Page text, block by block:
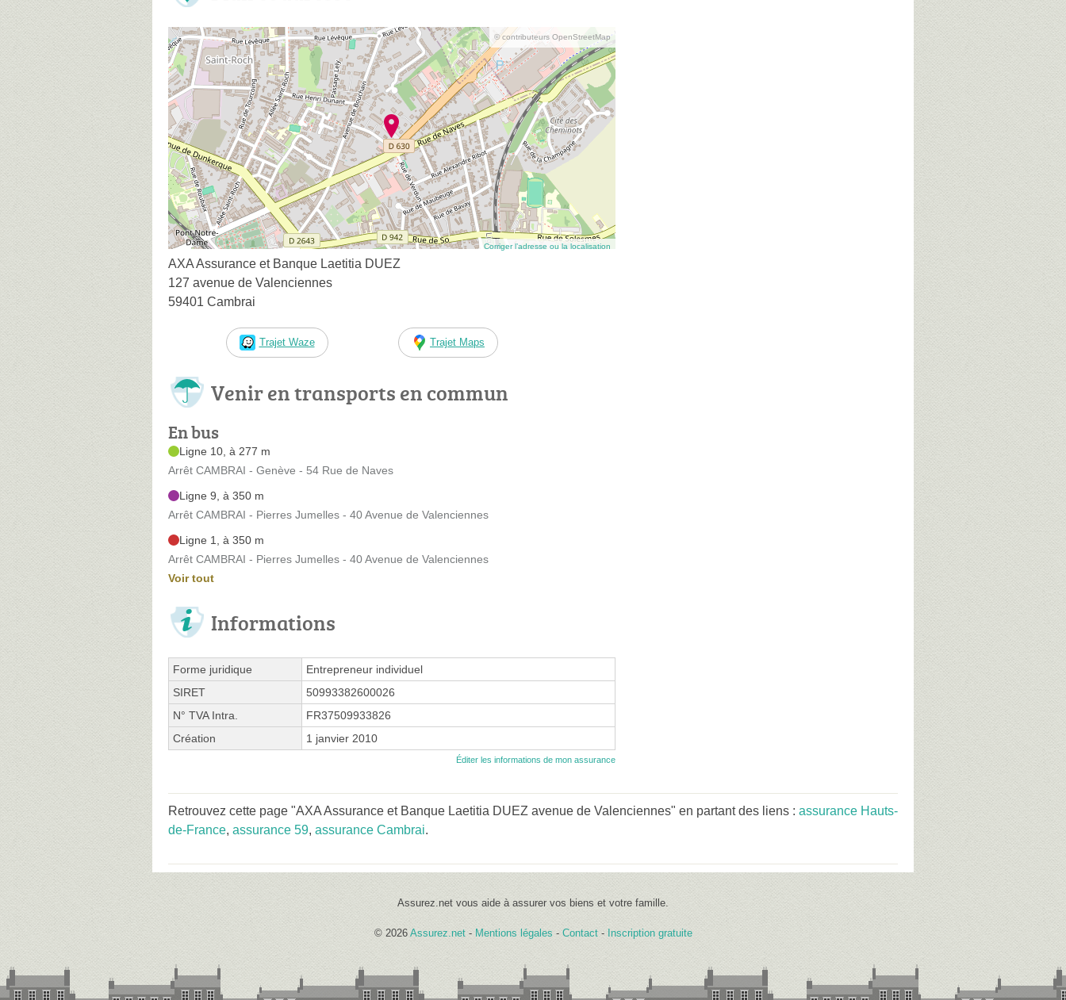
© contributeurs OpenStreetMap
Corriger l’adresse ou la localisation
AXA Assurance et Banque Laetitia DUEZ
127 avenue de Valenciennes
59401 Cambrai
Trajet Waze Trajet Maps
Venir en transports en commun
En bus
Ligne 10, à 277 m
Arrêt CAMBRAI - Genève - 54 Rue de Naves
Ligne 9, à 350 m
Arrêt CAMBRAI - Pierres Jumelles - 40 Avenue de Valenciennes
Ligne 1, à 350 m
Arrêt CAMBRAI - Pierres Jumelles - 40 Avenue de Valenciennes
Voir tout
Informations
Forme juridique
Entrepreneur individuel
SIRET
50993382600026
N° TVA Intra.
FR37509933826
Création
1 janvier 2010
Éditer les informations de mon assurance
Retrouvez cette page "AXA Assurance et Banque Laetitia DUEZ avenue de Valenciennes" en partant des liens : assurance Hauts-
de-France, assurance 59, assurance Cambrai.
Assurez.net vous aide à assurer vos biens et votre famille.
© 2026 Assurez.net - Mentions légales - Contact- Inscription gratuite